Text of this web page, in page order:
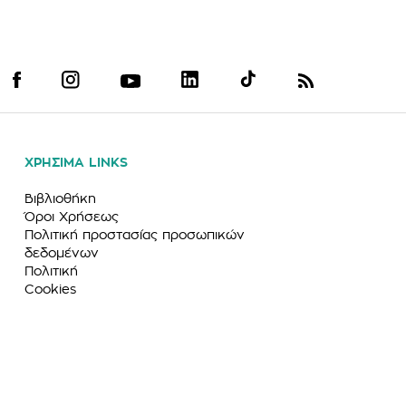
ΧΡΗΣΙΜΑ LINKS
Βιβλιοθήκη
Όροι Χρήσεως
Πολιτική προστασίας προσωπικών
δεδομένων
Πολιτική
Cookies